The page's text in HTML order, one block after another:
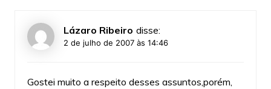
Lázaro Ribeiro disse:
2 de julho de 2007 às 14:46
Gostei muito a respeito desses assuntos,porém,